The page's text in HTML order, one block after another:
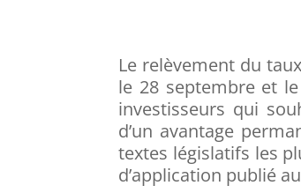
Le relèvement du
le 28 septembre et
investisseurs qui
d’un avantage
textes législatifs les
d’application publié